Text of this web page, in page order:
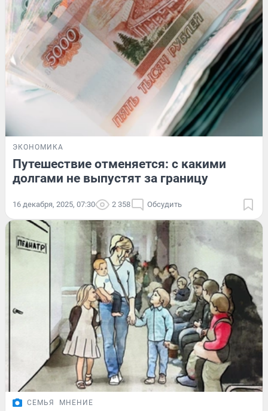
ЭКОНОМИКА
Путешествие отменяется: с какими
долгами не выпустят за границу
16 декабря, 2025, 07:30 2 358 Обсудить
СЕМЬЯ МНЕНИЕ